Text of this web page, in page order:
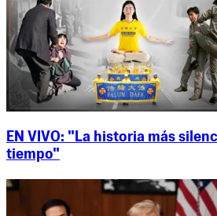
EN VIVO: "La historia más
tiempo"